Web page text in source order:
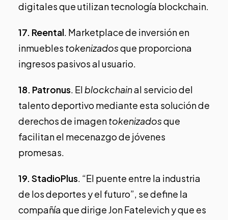
digitales que utilizan tecnología blockchain.
17. Reental. Marketplace de inversión en
inmuebles tokenizadosque proporciona
ingresos pasivos al usuario.
18. Patronus. El blockchainal servicio del
talento deportivo mediante esta solución de
derechos de imagentokenizadosque
facilitan el mecenazgo de jóvenes
promesas.
19.StadioPlus. “El puente entre la industria
de los deportes y el futuro”, se define la
compañía que dirigeJon Fatelevichy que es